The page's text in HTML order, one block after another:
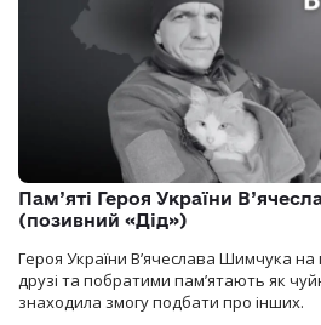
Пам’яті Героя України
(позивний «Дід»)
Героя України В’ячеслава Шимчука на
друзі та побратими пам’ятають як
знаходила змогу подбати про інших.